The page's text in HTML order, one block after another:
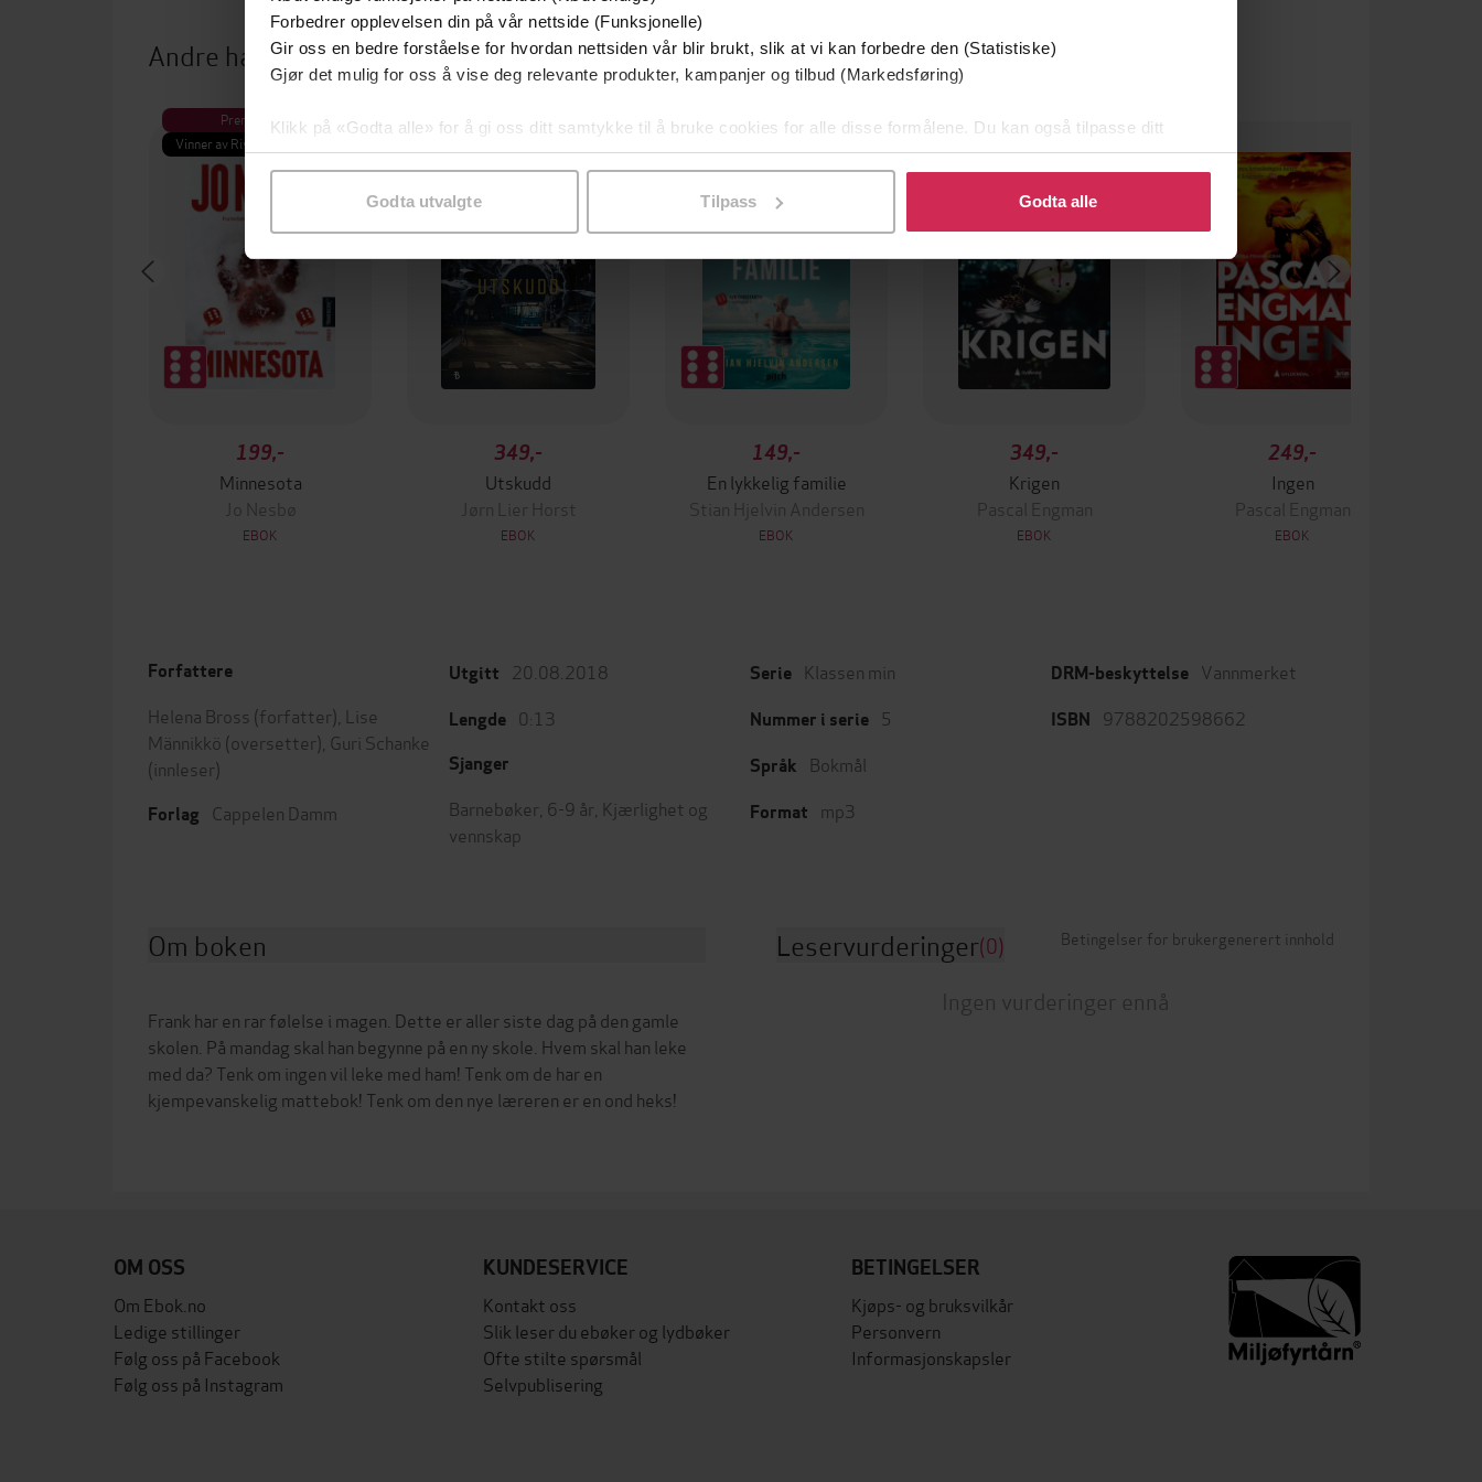
Forbedrer opplevelsen din på vår nettside (Funksjonelle)
Gir oss en bedre forståelse for hvordan nettsiden vår blir brukt, slik at vi kan forbedre den (Statistiske)
Gjør det mulig for oss å vise deg relevante produkter, kampanjer og tilbud (Markedsføring)
Klikk på «Godta alle» for å gi oss ditt samtykke til å bruke cookies for alle disse formålene. Du kan også tilpasse ditt
samtykke til spesifikke formål ved å klikke på «Tilpass». Du kan når som helst trekke tilbake eller endre ditt samtykke.
Godta utvalgte Tilpass Godta alle
Andre har også kjøpt
Premium
Vinner av Rivertonprisen
199,-
Minnesota
Jo Nesbø
EBOK
Premium
349,-
Utskudd
Jørn Lier Horst
EBOK
Premium
149,-
En lykkelig familie
Stian Hjelvin Andersen
EBOK
349,-
Krigen
Pascal Engman
EBOK
249,-
Ingen
Pascal Engman
EBOK
Forfattere
Helena Bross (forfatter),
Lise
Männikkö (oversetter), Guri Schanke
(innleser)
Forlag Cappelen Damm
Utgitt 20.08.2018
Lengde 0:13
Sjanger
Barnebøker 6-9 år Kjærlighet og
vennskap
Serie Klassen min
Nummer i serie 5
Språk Bokmål
Format mp3
DRM-beskyttelse Vannmerket
ISBN 9788202598662
Om boken
Frank har en rar følelse i magen. Dette er aller siste dag på den gamle
skolen. På mandag skal han begynne på en ny skole. Hvem skal han leke
med da? Tenk om ingen vil leke med ham! Tenk om de har en
kjempevanskelig mattebok! Tenk om den nye læreren er en ond heks!
Leservurderinger(0) Betingelser for brukergenerert innhold
Ingen vurderinger ennå
OM OSS
Om Ebok.no
Ledige stillinger
Følg oss på Facebook
Følg oss på Instagram
KUNDESERVICE
Kontakt oss
Slik leser du ebøker og lydbøker
Ofte stilte spørsmål
Selvpublisering
BETINGELSER
Kjøps- og bruksvilkår
Personvern
Informasjonskapsler